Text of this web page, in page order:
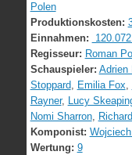
Polen
Produktionskosten:
Einnahmen:
Regisseur: Roman
Schauspieler: Adrien
Stoppard, Emilia Fox,
Rayner, Lucy
Nomi Sharron,
Komponist:
Wertung: 9